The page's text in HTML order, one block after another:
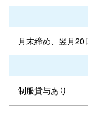
月末締め、翌月20
制服貸与あり